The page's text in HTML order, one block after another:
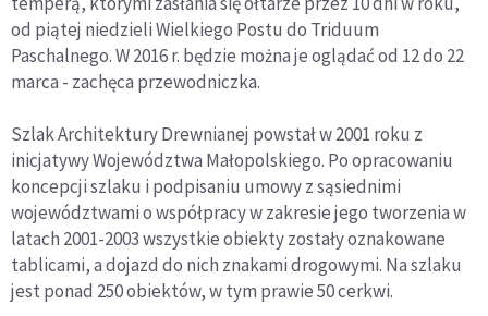
od piątej niedzieli Wielkiego Postu do Triduum
Paschalnego. W 2016 r. będzie można je oglądać od 12 do 22
marca - zachęca przewodniczka.
Szlak Architektury Drewnianej powstał w 2001 roku z
inicjatywy Województwa Małopolskiego. Po opracowaniu
koncepcji szlaku i podpisaniu umowy z sąsiednimi
województwami o współpracy w zakresie jego tworzenia w
latach 2001-2003 wszystkie obiekty zostały oznakowane
tablicami, a dojazd do nich znakami drogowymi. Na szlaku
jest ponad 250 obiektów, w tym prawie 50 cerkwi.